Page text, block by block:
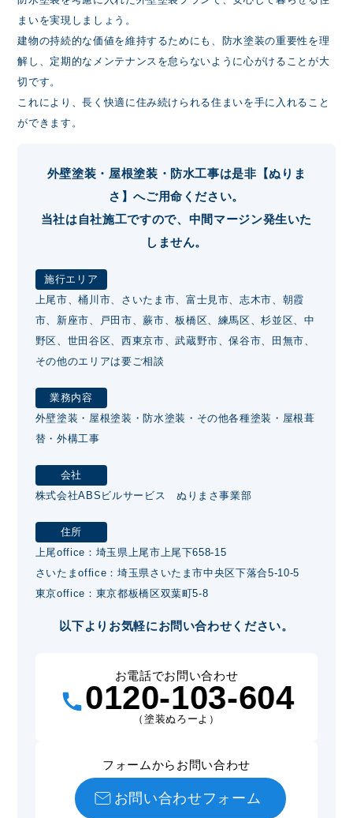
まいを実現しましょう。
建物の持続的な価値を維持するためにも、防水塗装の重要性を理
解し、定期的なメンテナンスを怠らないように心がけることが大
切です。
これにより、長く快適に住み続けられる住まいを手に入れること
ができます。
外壁塗装・屋根塗装・防水工事は是非【ぬりま
さ】へご用命ください。
当社は自社施工ですので、中間マージン発生いた
しません。
施行エリア
上尾市、桶川市、さいたま市、富士見市、志木市、朝霞
市、新座市、戸田市、蕨市、板橋区、練馬区、杉並区、中
野区、世田谷区、西東京市、武蔵野市、保谷市、田無市、
その他のエリアは要ご相談
業務内容
外壁塗装・屋根塗装・防水塗装・その他各種塗装・屋根葺
替・外構工事
会社
株式会社ABSビルサービス ぬりまさ事業部
住所
上尾office：埼玉県上尾市上尾下658-15
さいたまoffice：埼玉県さいたま市中央区下落合5-10-5
東京office：東京都板橋区双葉町5-8
以下よりお気軽にお問い合わせください。
お電話でお問い合わせ
0120-103-604
（塗装ぬろーよ）
フォームからお問い合わせ
お問い合わせフォーム